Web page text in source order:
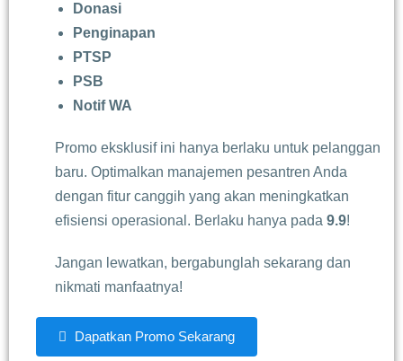
Donasi
Penginapan
PTSP
PSB
Notif WA
Promo eksklusif ini hanya berlaku untuk pelanggan
baru. Optimalkan manajemen pesantren Anda
dengan fitur canggih yang akan meningkatkan
efisiensi operasional. Berlaku hanya pada 9.9!
Jangan lewatkan, bergabunglah sekarang dan
nikmati manfaatnya!
Dapatkan Promo Sekarang